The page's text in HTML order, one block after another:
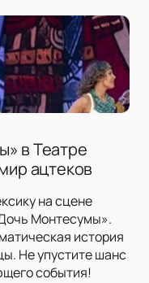
в Театре
ацтеков
на сцене
Монтесумы».
история
Не упустите шанс
события!